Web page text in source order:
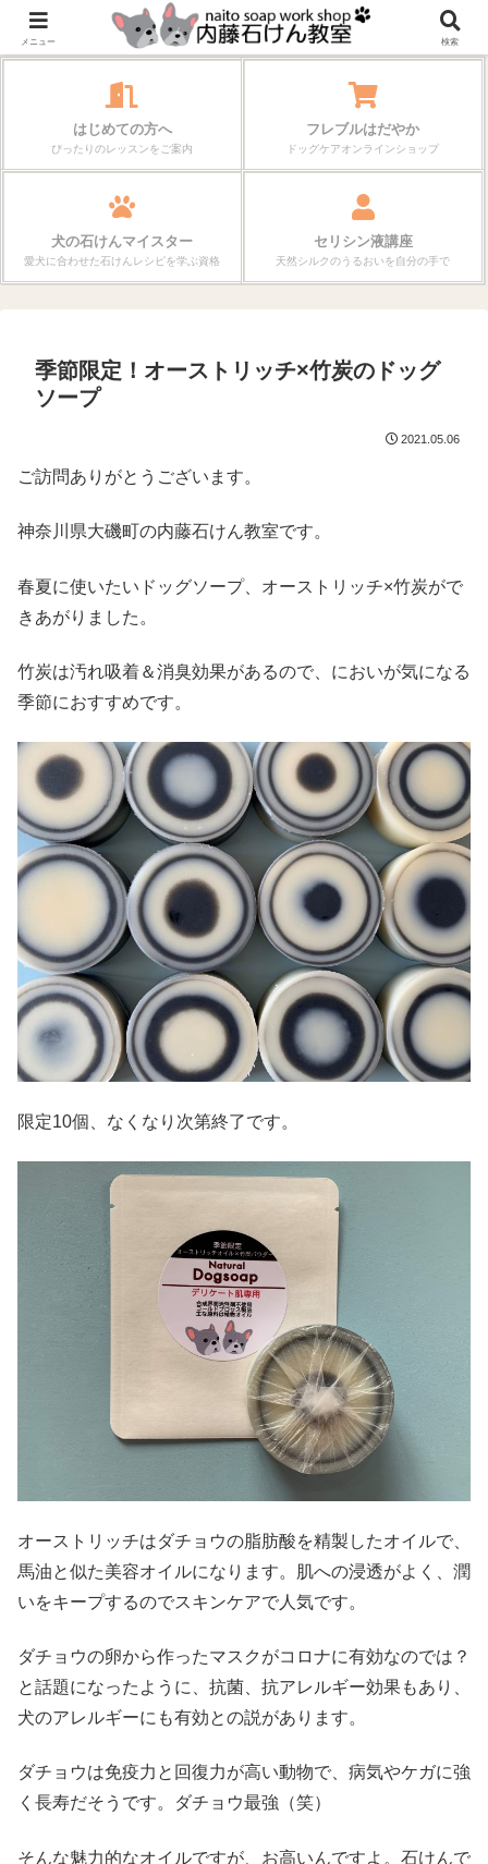
作る楽しさが、毎日の暮らしを変えていく。
はじめての方へ
ぴったりのレッスンをご案内
フレブルはだやか
ドッグケアオンラインショップ
犬の石けんマイスター
愛犬に合わせた石けんレシピを学ぶ資格
セリシン液講座
天然シルクのうるおいを自分の手で
季節限定！オーストリッチ×竹炭のドッグ
ソープ
2021.05.06
ご訪問ありがとうございます。
神奈川県大磯町の内藤石けん教室です。
春夏に使いたいドッグソープ、オーストリッチ×竹炭がで
きあがりました。
竹炭は汚れ吸着＆消臭効果があるので、においが気になる
季節におすすめです。
限定10個、なくなり次第終了です。
オーストリッチはダチョウの脂肪酸を精製したオイルで、
馬油と似た美容オイルになります。肌への浸透がよく、潤
いをキープするのでスキンケアで人気です。
ダチョウの卵から作ったマスクがコロナに有効なのでは？
と話題になったように、抗菌、抗アレルギー効果もあり、
犬のアレルギーにも有効との説があります。
ダチョウは免疫力と回復力が高い動物で、病気やケガに強
く長寿だそうです。ダチョウ最強（笑）
そんな魅力的なオイルですが、お高いんですよ。石けんで
メニュー 検索